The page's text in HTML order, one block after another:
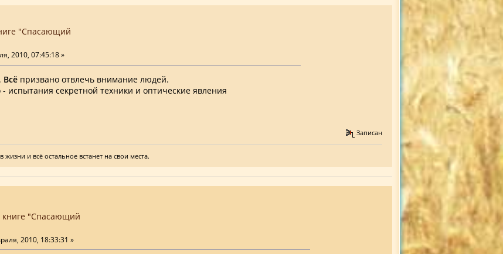
"Спасающий
2010, 07:45:18 »
Всё призвано отвлечь внимание людей.
испытания секретной техники и оптические явления
Записан
жизни и всё остальное встанет на свои места.
книге "Спасающий
2010, 18:33:31 »